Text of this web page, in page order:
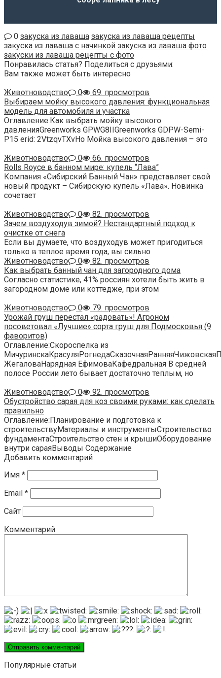
0 закуска из лаваша закуска из лаваша рецепты
закуска из лаваша с начинкой закуска из лаваша фото
закуски из лаваша рецепты с фото
Понравилась статья? Поделиться с друзьями:
Вам также может быть интересно
Животноводство
0
69. просмотров
Выбираем мойку высокого давления: функциональная
модель для автомобиля и участка
Оглавление:Как выбрать мойку высокого
давленияGreenworks GPWG8IIGreenworks GDPW-Semi-
P15 erid: 2VtzqvTXvHo Мойка высокого давления – это
Животноводство
0
66. просмотров
Rolls Royce в банном мире: купель “Лава”
Компания «Сибирский Банный Чан» представляет свой
новый продукт – Сибирскую купель «Лава». Новинка
сочетает
Животноводство
0
82. просмотров
Зачем воздуходув зимой? Нестандартный подход к
очистке от снега
Если вы думаете, что воздуходув может пригодиться
только в теплое время года, вы сильно
Животноводство
0
82. просмотров
Как выбрать банный чан для загородного дома
Согласно статистике, 41% россиян хотели быть жить в
загородном доме или коттедже, при этом
Животноводство
0
79. просмотров
Урожай груш перестал «радовать»! Агроном
посоветовал «Лучшие» сорта груш для Подмосковья (9
фаворитов)
Оглавление:Скороспелка из
ЖегаловаНарядная ЕфимоваКафедральная В средней
полосе России лето бывает достаточно теплым, но
Животноводство
0
92. просмотров
Обустройство сарая для коз своими руками: как сделать
правильно
Оглавление:Планирование и подготовка к
строительствуМатериалы и инструментыСтроительство
фундаментаСтроительство стен и крышиОборудование
внутри сараяВыводы Содержание
Добавить комментарий
Имя *
Email *
Сайт
Комментарий
Популярные статьи